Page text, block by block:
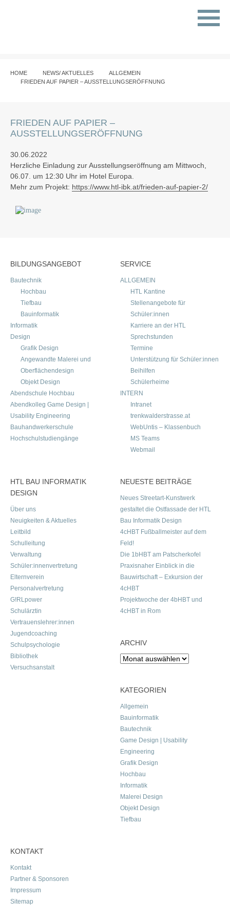
HOME NEWS/ AKTUELLES
ALLGEMEIN
FRIEDEN AUF PAPIER – AUSSTELLUNGSERÖFFNUNG
FRIEDEN AUF PAPIER –
AUSSTELLUNGSERÖFFNUNG
30.06.2022
Herzliche Einladung zur Ausstellungseröffnung am Mittwoch,
06.07. um 12:30 Uhr im Hotel Europa.
Mehr zum Projekt: https://www.htl-ibk.at/frieden-auf-papier-2/
BILDUNGSANGEBOT
Bautechnik
Hochbau
Tiefbau
Bauinformatik
Informatik
Design
Grafik Design
Angewandte Malerei und
Oberflächendesign
Objekt Design
Abendschule Hochbau
Abendkolleg Game Design |
Usability Engineering
Bauhandwerkerschule
Hochschulstudiengänge
SERVICE
ALLGEMEIN
HTL Kantine
Stellenangebote für
Schüler:innen
Karriere an der HTL
Sprechstunden
Termine
Unterstützung für Schüler:innen
Beihilfen
Schülerheime
INTERN
Intranet
trenkwalderstrasse.at
WebUntis – Klassenbuch
MS Teams
Webmail
HTL BAU INFORMATIK
DESIGN
Über uns
Neuigkeiten & Aktuelles
Leitbild
Schulleitung
Verwaltung
Schüler:innenvertretung
Elternverein
Personalvertretung
G!RLpower
Schulärztin
Vertrauenslehrer:innen
Jugendcoaching
Schulpsychologie
Bibliothek
Versuchsanstalt
NEUESTE BEITRÄGE
Neues Streetart-Kunstwerk
gestaltet die Ostfassade der HTL
Bau Informatik Design
4cHBT Fußballmeister auf dem
Feld!
Die 1bHBT am Patscherkofel
Praxisnaher Einblick in die
Bauwirtschaft – Exkursion der
4cHBT
Projektwoche der 4bHBT und
4cHBT in Rom
ARCHIV
Archiv
KATEGORIEN
Allgemein
Bauinformatik
Bautechnik
Game Design | Usability
Engineering
Grafik Design
Hochbau
Informatik
Malerei Design
Objekt Design
Tiefbau
KONTAKT
Kontakt
Partner & Sponsoren
Impressum
Sitemap